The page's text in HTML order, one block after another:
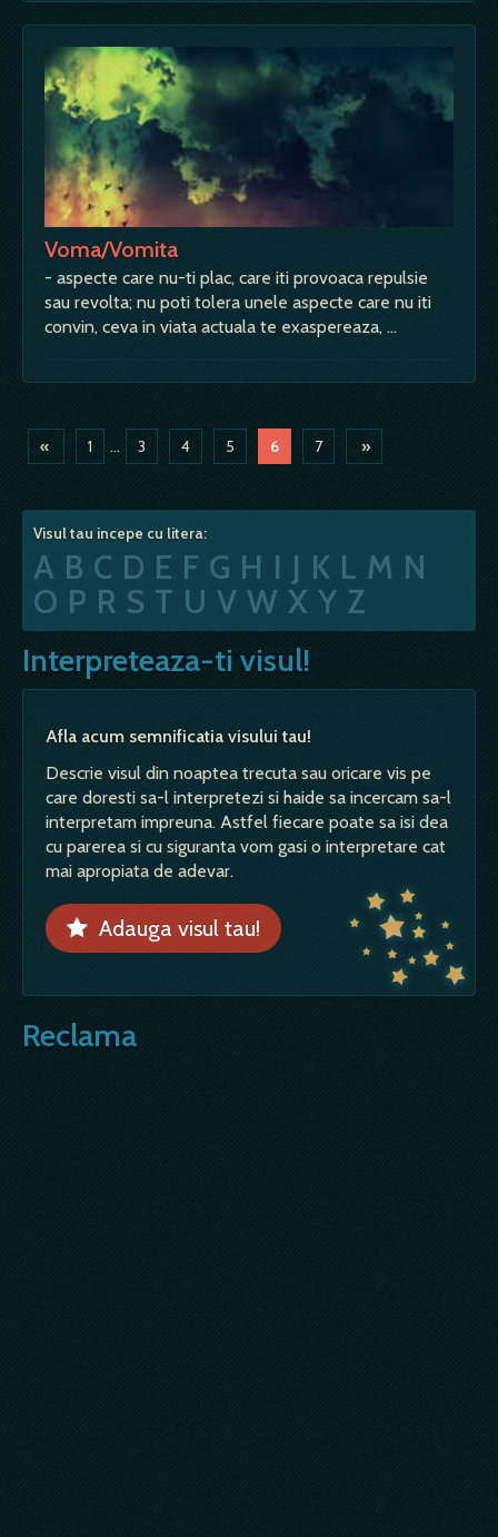
Voma/Vomita
- aspecte care nu-ti plac, care iti provoaca repulsie
sau revolta; nu poti tolera unele aspecte care nu iti
convin, ceva in viata actuala te exaspereaza, …
« 1 ... 3 4 5 6 7 »
Visul tau incepe cu litera:
A B C D E F G H I J K L M N
O P R S T U V W X Y Z
Interpreteaza-ti visul!
Afla acum semnificatia visului tau!
Descrie visul din noaptea trecuta sau oricare vis pe
care doresti sa-l interpretezi si haide sa incercam sa-l
interpretam impreuna. Astfel fiecare poate sa isi dea
cu parerea si cu siguranta vom gasi o interpretare cat
mai apropiata de adevar.
Adauga visul tau!
Reclama